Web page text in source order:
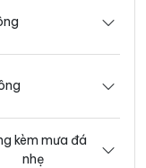
kèm mưa đá
nhẹ